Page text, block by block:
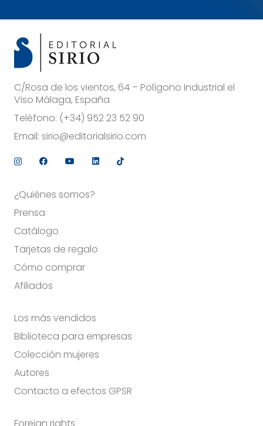
C/Rosa de los vientos, 64 – Polígono Industrial el
Viso Málaga, España
Teléfono: (+34) 952 23 52 90
Email: sirio@editorialsirio.com
¿Quiénes somos?
Prensa
Catálogo
Tarjetas de regalo
Cómo comprar
Afiliados
Los más vendidos
Biblioteca para empresas
Colección mujeres
Autores
Contacto a efectos GPSR
Foreign rights